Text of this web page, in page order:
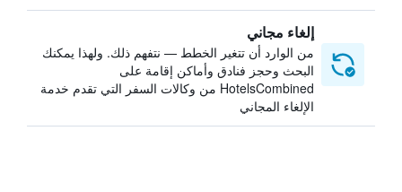
إلغاء مجاني
من الوارد أن تتغير الخطط — نتفهم ذلك. ولهذا يمكنك
البحث وحجز فنادق وأماكن إقامة على
HotelsCombined من وكالات السفر التي تقدم خدمة
الإلغاء المجاني